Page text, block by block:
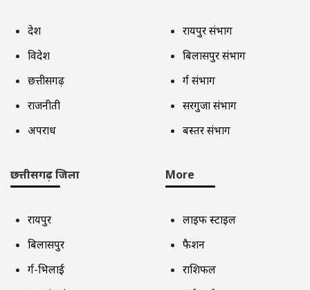
देश
विदेश
छत्तीसगढ़
राजनीती
अपराध
रायपुर संभाग
बिलासपुर संभाग
दुर्ग संभाग
सरगुजा संभाग
बस्तर संभाग
छत्तीसगढ़ जिला
रायपुर
बिलासपुर
दुर्ग-भिलाई
More
लाइफ स्टाइल
फैशन
राशिफल